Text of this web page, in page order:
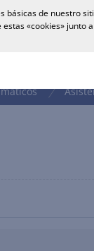
de nuestro
«cookies»